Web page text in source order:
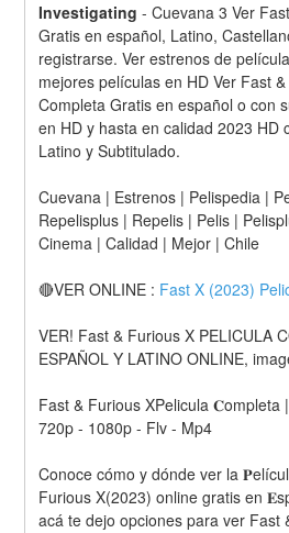
Investigating -Cuevana 3 Ver
Gratis en español, Latino,
registrarse. Ver estrenos de
mejores películas en HD Ver Fast
Completa Gratis en español o con
en HD y hasta en calidad 2023 HD
Latino y Subtitulado.
Cuevana | Estrenos | Pelispedia |
Repelisplus | Repelis | Pelis |
Cinema | Calidad | Mejor | Chile
🔴VER ONLINE : Fast X (2023)
VER! Fast & Furious X PELICULA
ESPAÑOL Y LATINO ONLINE,
Fast & Furious XPelicula 𝐂ompleta
720p - 1080p - Flv - Mp4
Conoce cómo y dónde ver la
Furious X(2023) online gratis en
acá te dejo opciones para ver Fast